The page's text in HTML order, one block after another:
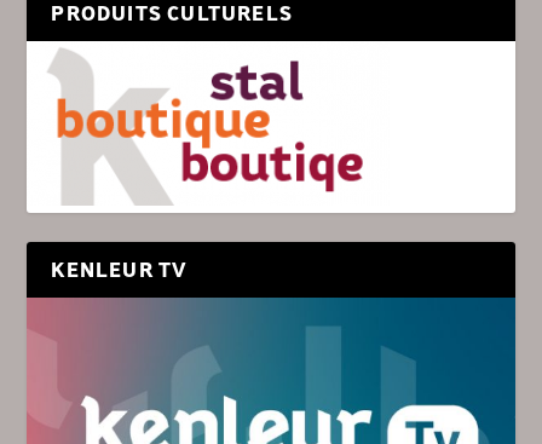
PRODUITS CULTURELS
KENLEUR TV